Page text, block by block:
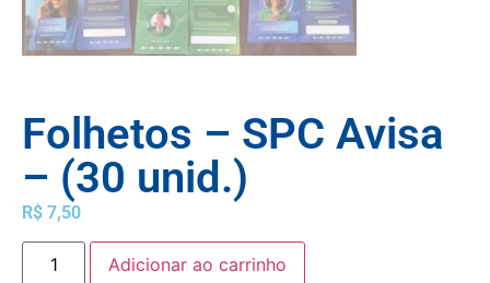
Folhetos – SPC Avisa
– (30 unid.)
R$ 7,50
Adicionar ao carrinho